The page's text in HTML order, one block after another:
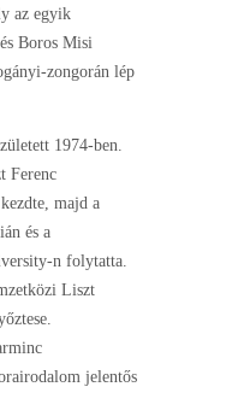
az egyik
Boros Misi
zongorán lép
1974-ben.
Ferenc
majd a
és a
n folytatta.
Liszt
jelentős